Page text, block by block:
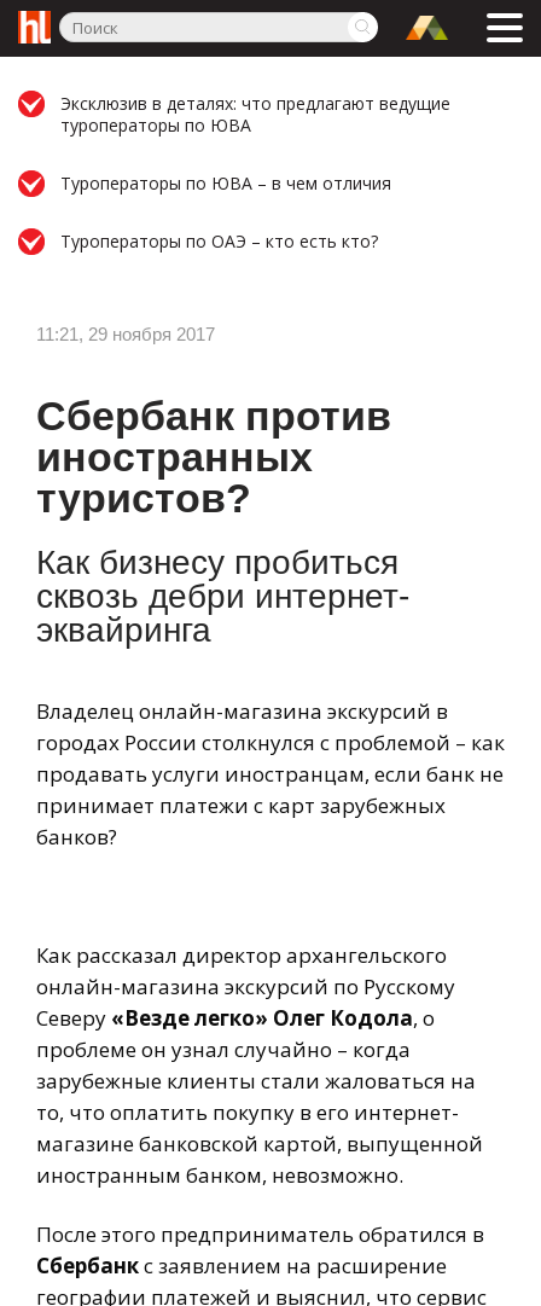
Эксклюзив в деталях: что предлагают ведущие
туроператоры по ЮВА
Туроператоры по ЮВА – в чем отличия
Туроператоры по ОАЭ – кто есть кто?
11:21, 29 ноября 2017
Сбербанк против
иностранных
туристов?
Как бизнесу пробиться
сквозь дебри интернет-
эквайринга
Владелец онлайн-магазина экскурсий в
городах России столкнулся с проблемой – как
продавать услуги иностранцам, если банк не
принимает платежи с карт зарубежных
банков?
Как рассказал директор архангельского
онлайн-магазина экскурсий по Русскому
Северу «Везде легко» Олег Кодола, о
проблеме он узнал случайно – когда
зарубежные клиенты стали жаловаться на
то, что оплатить покупку в его интернет-
магазине банковской картой, выпущенной
иностранным банком, невозможно.
После этого предприниматель обратился в
Сбербанкс заявлением на расширение
географии платежей и выяснил, что сервис